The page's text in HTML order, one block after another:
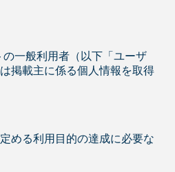
一般利用者（以下「ユーザ
掲載主に係る個人情報を取得
める利用目的の達成に必要な